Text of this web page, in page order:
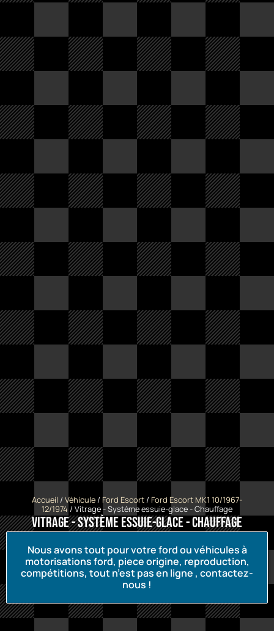
Accueil / Véhicule / Ford Escort / Ford Escort MK1 10/1967-
12/1974 / Vitrage - Système essuie-glace - Chauffage
Vitrage - Système essuie-glace - Chauffage
Nous avons tout pour votre ford ou véhicules à
motorisations ford, piece origine, reproduction,
compétitions, tout n’est pas en ligne , contactez-
nous !